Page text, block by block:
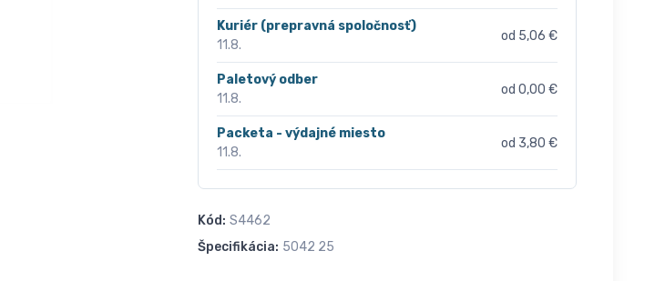
Kuriér (prepravná spoločnosť)
11.8.
od 5,06 €
Paletový odber
11.8.
od 0,00 €
Packeta - výdajné miesto
11.8.
od 3,80 €
Kód: S4462
Špecifikácia: 5042 25